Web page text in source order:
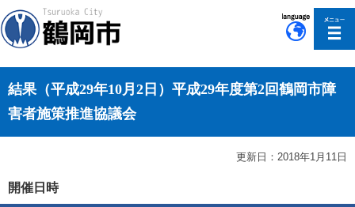
結果（平成29年10月2日）平成29年度第2回鶴岡市障
害者施策推進協議会
更新日：2018年1月11日
開催日時